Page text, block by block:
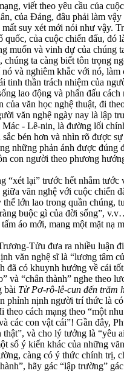
viết theo yêu cầu của
của Đảng, đâu phải làm
suy xét mới nói như vậy.
quốc, của cuộc chiến đấu, đó
muốn và vinh dự của chúng
ta càng biết tôn trọng
và nghiêm khắc với nó,
tinh thần trách nhiệm của
lao động và phấn đấu
của văn học nghệ thuật, đi
văn nghệ ngày nay là lập
Mác - Lê-nin, là đường lối
sắc bén hơn và nhìn rõ được
những phản ánh được đúng
con người theo phương
“xét lại” trước hết nhằm tước
văn nghệ với cuộc chiến
lớn lao trong quần chúng,
buộc gì của đời sống”,
áo mới, mang một mặt nạ
Tửu đưa ra nhiều luận
văn nghệ sĩ là “lương tâm
đã có khuynh hướng về cái
và “chân thành” nghe theo
bài Từ Pơ-rô-lê-cun đến trăm
phỉnh nịnh người trí thức là
theo cách mạng theo “một
các con vật cái”! Gần đây,
thật”, và cho lý tưởng là “yêu
số ý kiến khác của những
càng có ý thức chính trị,
hãy gác “lập trường”